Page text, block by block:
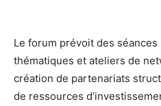
Le forum prévoit des
thématiques et ateliers de
création de partenariats
de ressources